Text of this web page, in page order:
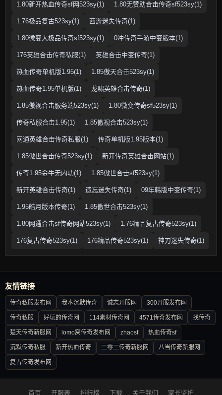
1.80新开热血传奇sf网523sy(1) 1.80无赞助合击传奇sf523sy(1)
1.76极品复古523sy(1) 西游迷失传奇(1)
1.80微变大极品传奇sf523sy(1) 0冲传奇手游中变版本(1)
176英雄合击传奇私服(1) 英雄合击中变传奇(1)
热血传奇单机版1.95(1) 1.85傲天合击523sy(1)
热血传奇1.95单机版(1) 龙啸英雄合击传奇(1)
1.85傲视合击服务端523sy(1) 1.80微变传奇sf523sy(1)
传奇私服合击1.95(1) 1.85傲视合击523sy(1)
网通英雄合击传奇私服(1) 传奇单机版1.95版本(1)
1.85傲世合击传奇523sy(1) 新开传奇英雄合击网站(1)
传奇1.95金牛无内功(1) 1.85傲世合击sf523sy(1)
新开英雄合击传奇(1) 遗忘迷失传奇(1) 09年韩版中变传奇(1)
1.95皓月版本传奇(1) 1.85傲世合击523sy(1)
1.80网通合击sf传奇网站523sy(1) 1.76精品复古传奇523sy(1)
176复古传奇523sy(1) 176精品传奇523sy(1) 神刀迷失传奇(1)
友情链接
传奇私服发布网 我本沉默传奇 诚志开服网 300开服发布网
传奇私服 好玩的传奇网 114素材传奇网 4571传奇发布网 找传奇
楚天传奇新服网 lomo窝传奇发布网 zhaosf 热血传奇sf
沉默传奇私服 新开热血传奇 二零二传奇新服网 八当传奇新服网
复古传奇发布网
首页 开服表 排行榜 下载 关于我们 家长监护